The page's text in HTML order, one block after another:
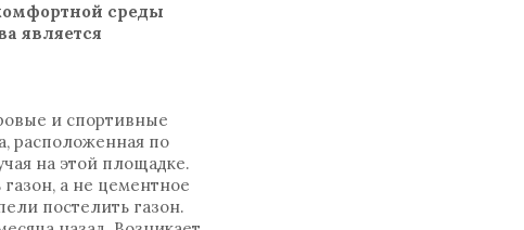
среды
является
и спортивные
расположенная по
на этой площадке.
а не цементное
постелить газон.